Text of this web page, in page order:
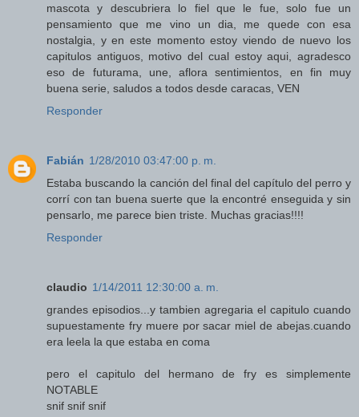
mascota y descubriera lo fiel que le fue, solo fue un
pensamiento que me vino un dia, me quede con esa
nostalgia, y en este momento estoy viendo de nuevo los
capitulos antiguos, motivo del cual estoy aqui, agradesco
eso de futurama, une, aflora sentimientos, en fin muy
buena serie, saludos a todos desde caracas, VEN
Responder
Fabián 1/28/2010 03:47:00 p. m.
Estaba buscando la canción del final del capítulo del perro y
corrí con tan buena suerte que la encontré enseguida y sin
pensarlo, me parece bien triste. Muchas gracias!!!!
Responder
claudio 1/14/2011 12:30:00 a. m.
grandes episodios...y tambien agregaria el capitulo cuando
supuestamente fry muere por sacar miel de abejas.cuando
era leela la que estaba en coma
pero el capitulo del hermano de fry es simplemente
NOTABLE
snif snif snif